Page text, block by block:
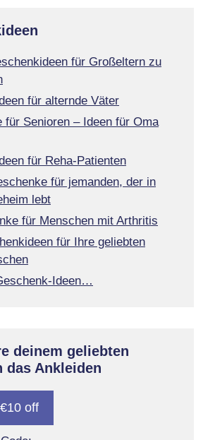
für Großeltern zu
für alternde Väter
für Senioren – Ideen für Oma
für Reha-Patienten
für jemanden, der in
lebt
für Menschen mit Arthritis
für Ihre geliebten
Ideen…
deinem geliebten
das Ankleiden
off